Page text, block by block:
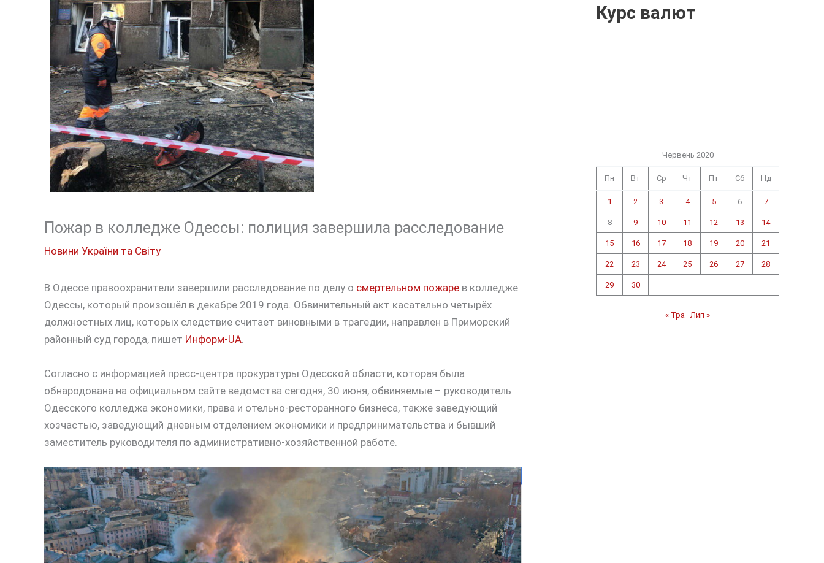
Пожар в колледже Одессы: полиция завершила расследование
Новини України та Світу
В Одессе правоохранители завершили расследование по делу о смертельном пожаре в колледже
Одессы, который произошёл в декабре 2019 года. Обвинительный акт касательно четырёх
должностных лиц, которых следствие считает виновными в трагедии, направлен в Приморский
районный суд города, пишет Информ-UA.
Согласно с информацией пресс-центра прокуратуры Одесской области, которая была
обнародована на официальном сайте ведомства сегодня, 30 июня, обвиняемые – руководитель
Одесского колледжа экономики, права и отельно-ресторанного бизнеса, также заведующий
хозчастью, заведующий дневным отделением экономики и предпринимательства и бывший
заместитель руководителя по административно-хозяйственной работе.
Курс валют
Червень 2020
Пн Вт Ср Чт Пт Сб Нд
1 2 3 4 5 6 7
8 9 10 11 12 13 14
15 16 17 18 19 20 21
22 23 24 25 26 27 28
29 30
« Тра Лип »